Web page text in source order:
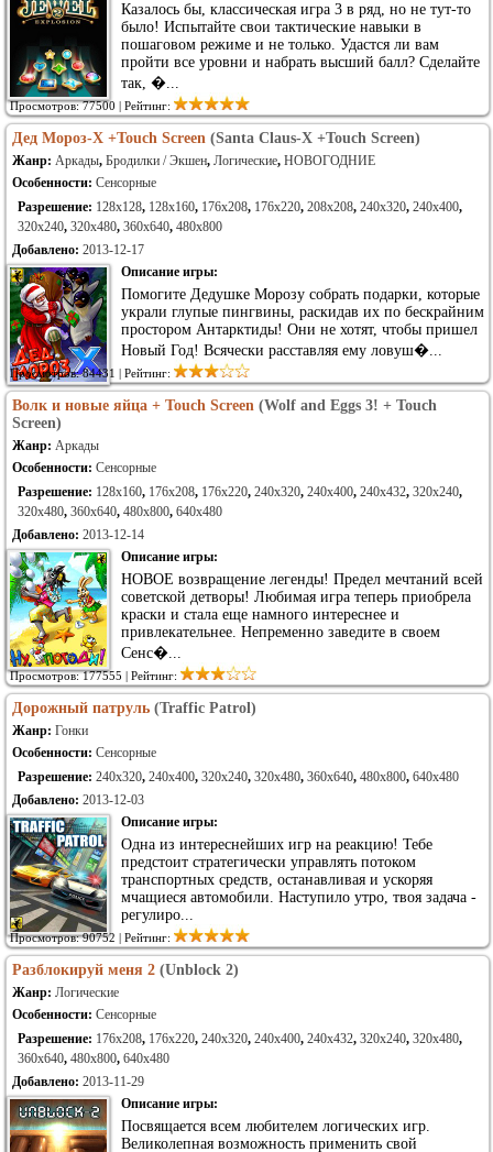
Казалось бы, классическая игра 3 в ряд, но не тут-то
было! Испытайте свои тактические навыки в
пошаговом режиме и не только. Удастся ли вам
пройти все уровни и набрать высший балл? Сделайте
так, �...
Просмотров: 77500 | Рейтинг:
Дед Мороз-X +Touch Screen (Santa Claus-X +Touch Screen)
Жанр: Аркады, Бродилки / Экшен, Логические, НОВОГОДНИЕ
Особенности: Сенсорные
Разрешение: 128x128, 128x160, 176x208, 176x220, 208x208, 240x320, 240x400,
320x240, 320x480, 360x640, 480x800
Добавлено: 2013-12-17
Описание игры:
Помогите Дедушке Морозу собрать подарки, которые
украли глупые пингвины, раскидав их по бескрайним
простором Антарктиды! Они не хотят, чтобы пришел
Новый Год! Всячески расставляя ему ловуш�...
Просмотров: 84431 | Рейтинг:
Волк и новые яйца + Touch Screen (Wolf and Eggs 3! + Touch
Screen)
Жанр: Аркады
Особенности: Сенсорные
Разрешение: 128x160, 176x208, 176x220, 240x320, 240x400, 240x432, 320x240,
320x480, 360x640, 480x800, 640x480
Добавлено: 2013-12-14
Описание игры:
НОВОЕ возвращение легенды! Предел мечтаний всей
советской детворы! Любимая игра теперь приобрела
краски и стала еще намного интереснее и
привлекательнее. Непременно заведите в своем
Сенс�...
Просмотров: 177555 | Рейтинг:
Дорожный патруль (Traffic Patrol)
Жанр: Гонки
Особенности: Сенсорные
Разрешение: 240x320, 240x400, 320x240, 320x480, 360x640, 480x800, 640x480
Добавлено: 2013-12-03
Описание игры:
Одна из интереснейших игр на реакцию! Тебе
предстоит стратегически управлять потоком
транспортных средств, останавливая и ускоряя
мчащиеся автомобили. Наступило утро, твоя задача -
регулиро...
Просмотров: 90752 | Рейтинг:
Разблокируй меня 2 (Unblock 2)
Жанр: Логические
Особенности: Сенсорные
Разрешение: 176x208, 176x220, 240x320, 240x400, 240x432, 320x240, 320x480,
360x640, 480x800, 640x480
Добавлено: 2013-11-29
Описание игры:
Посвящается всем любителем логических игр.
Великолепная возможность применить свой